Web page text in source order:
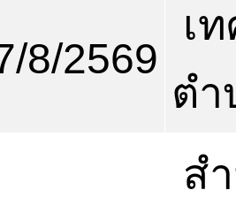
8/2569
เ
ตำ
ส